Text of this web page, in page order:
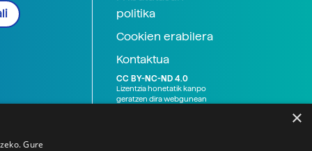
politika
Cookien erabilera
Kontaktua
CC BY-NC-ND 4.0
Lizentzia honetatik kanpo
geratzen dira webgunean
×
Gure